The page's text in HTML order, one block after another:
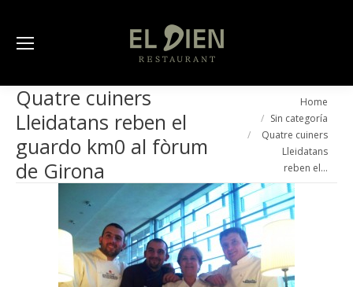
Quatre cuiners
Lleidatans reben el
guardo km0 al fòrum
de Girona
Home
Sin categoría
Quatre cuiners
Lleidatans
reben el…